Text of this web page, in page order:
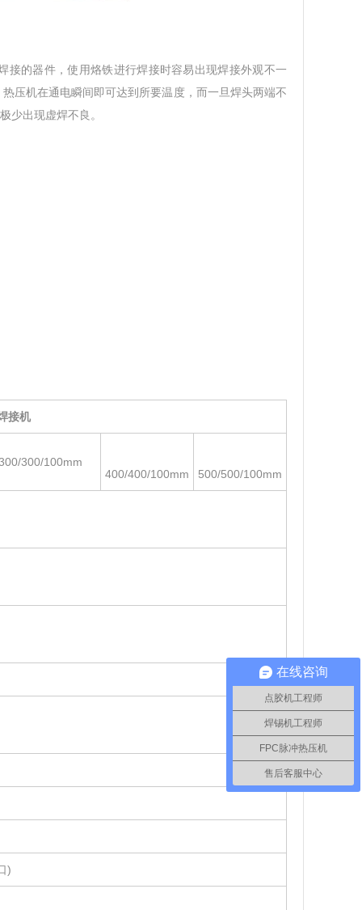
接的器件，使用烙铁进行焊接时容易出现焊接外观不一
压机在通电瞬间即可达到所要温度，而一旦焊头两端不
少出现虚焊不良。
接机
100mm
400/400/100mm
500/500/100mm
)
在线咨询
点胶机工程师
焊锡机工程师
FPC脉冲热压机
售后客服中心